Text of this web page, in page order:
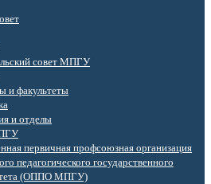
совет МПГУ
и факультеты
и отделы
первичная профсоюзная организация
педагогического государственного
(ОППО МПГУ)